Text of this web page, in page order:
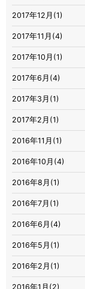
2017年12月(1)
2017年11月(4)
2017年10月(1)
2017年6月(4)
2017年3月(1)
2017年2月(1)
2016年11月(1)
2016年10月(4)
2016年8月(1)
2016年7月(1)
2016年6月(4)
2016年5月(1)
2016年2月(1)
2016年1月(2)